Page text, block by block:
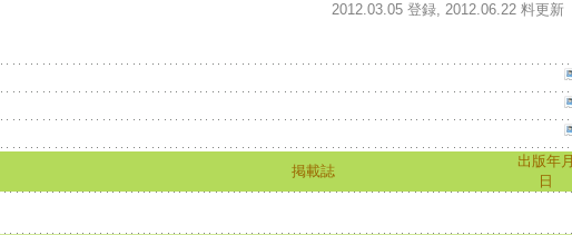
2012.03.05 登録, 2012.06.22 料更新
掲載誌
出版年月
日